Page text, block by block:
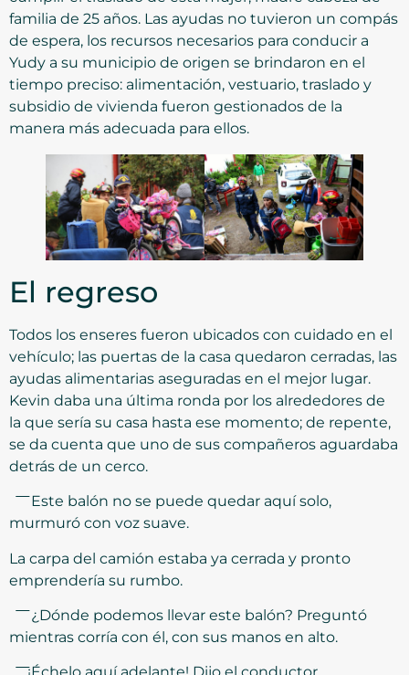
familia de 25 años. Las ayudas no tuvieron un compás
de espera, los recursos necesarios para conducir a
Yudy a su municipio de origen se brindaron en el
tiempo preciso: alimentación, vestuario, traslado y
subsidio de vivienda fueron gestionados de la
manera más adecuada para ellos.
El regreso
Todos los enseres fueron ubicados con cuidado en el
vehículo; las puertas de la casa quedaron cerradas, las
ayudas alimentarias aseguradas en el mejor lugar.
Kevin daba una última ronda por los alrededores de
la que sería su casa hasta ese momento; de repente,
se da cuenta que uno de sus compañeros aguardaba
detrás de un cerco.
͞ Este balón no se puede quedar aquí solo,
murmuró con voz suave.
La carpa del camión estaba ya cerrada y pronto
emprendería su rumbo.
͞ ¿Dónde podemos llevar este balón? Preguntó
mientras corría con él, con sus manos en alto.